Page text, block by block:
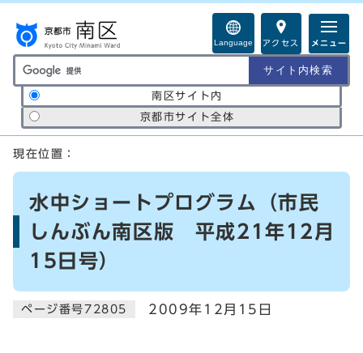
Language アクセス メニュー
サイト内検索の範囲
南区サイト内
京都市サイト全体
ここから本文です
現在位置：
水中ショートプログラム（市民
しんぶん南区版 平成21年12月
15日号）
ページ番号72805 2009年12月15日